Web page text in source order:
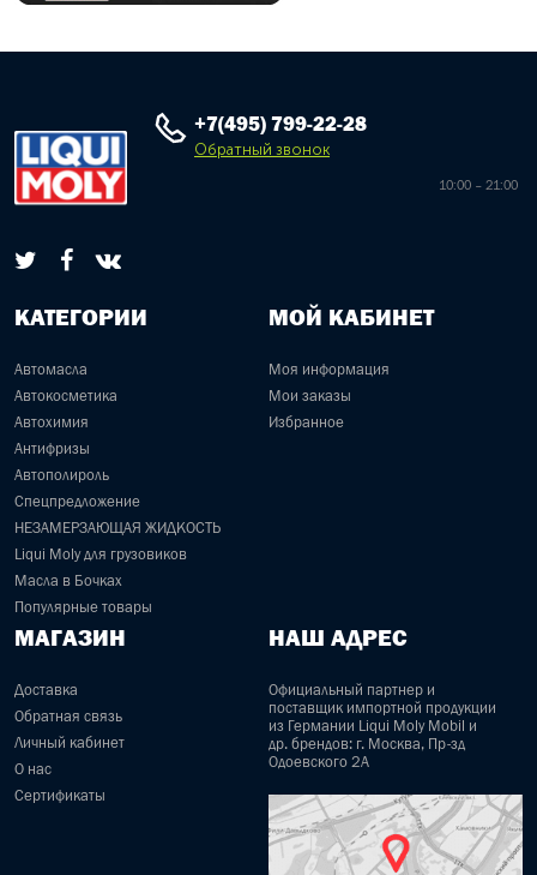
+7(495) 799-22-28
Обратный звонок
10:00 – 21:00
КАТЕГОРИИ
Автомасла
Автокосметика
Автохимия
Антифризы
Автополироль
Спецпредложение
НЕЗАМЕРЗАЮЩАЯ ЖИДКОСТЬ
Liqui Moly для грузовиков
Масла в Бочках
Популярные товары
МОЙ КАБИНЕТ
Моя информация
Мои заказы
Избранное
МАГАЗИН
Доставка
Обратная связь
Личный кабинет
О нас
Сертификаты
НАШ АДРЕС
Официальный партнер и
поставщик импортной продукции
из Германии Liqui Moly Mobil и
др. брендов: г. Москва, Пр-зд
Одоевского 2А